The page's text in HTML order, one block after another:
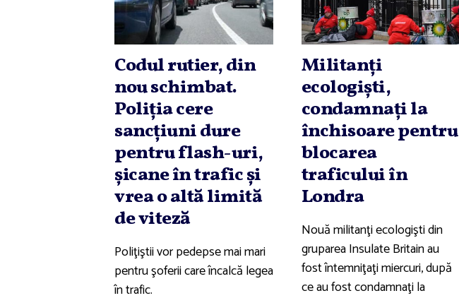
Codul rutier, din
nou schimbat.
Poliţia cere
sancţiuni dure
pentru flash-uri,
şicane în trafic şi
vrea o altă limită
de viteză
Poliţiştii vor pedepse mai mari
pentru şoferii care încalcă legea
în trafic.
Militanţi
ecologişti,
condamnaţi la
închisoare pentru
blocarea
traficului în
Londra
Nouă militanţi ecologişti din
gruparea Insulate Britain au
fost întemniţaţi miercuri, după
ce au fost condamnaţi la